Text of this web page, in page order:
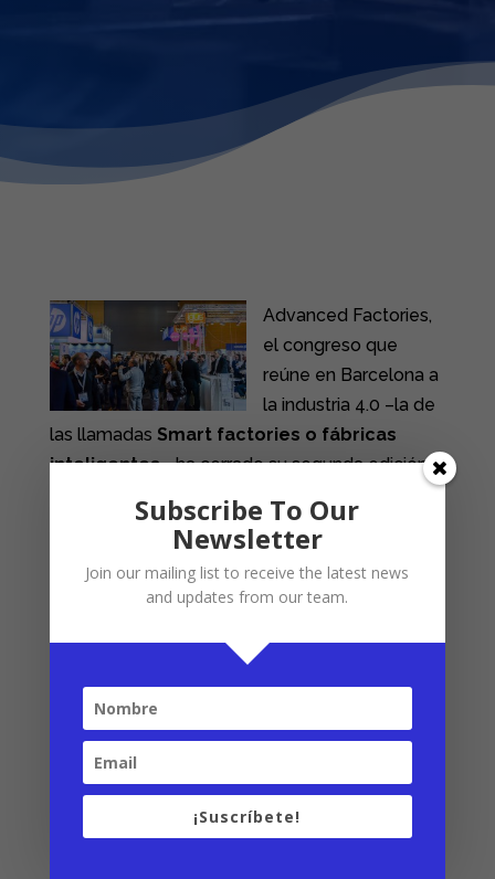
Advanced Factories,
el congreso que
reúne en Barcelona a
la industria 4.0 –la de
las llamadas Smart factories o fábricas
inteligentes-, ha cerrado su segunda edición
Fuente: http://www.lavanguardia.com /Noticia
Facebook
Subscribe To Our
Newsletter
Join our mailing list to receive the latest news
and updates from our team.
¡Suscríbete!